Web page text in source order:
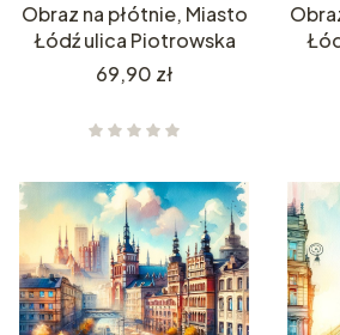
Obraz na płótnie, Miasto
Łódź ulica Piotrowska
Cena
69,90 zł